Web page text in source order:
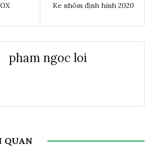
Ke nhôm định hình 2020
pham ngoc loi
QUAN